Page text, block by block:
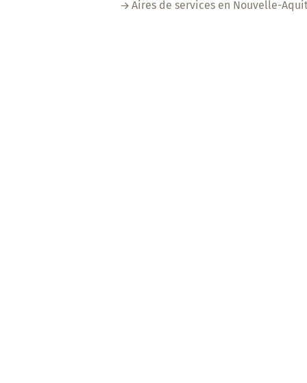
Aires de services en Nouvelle-